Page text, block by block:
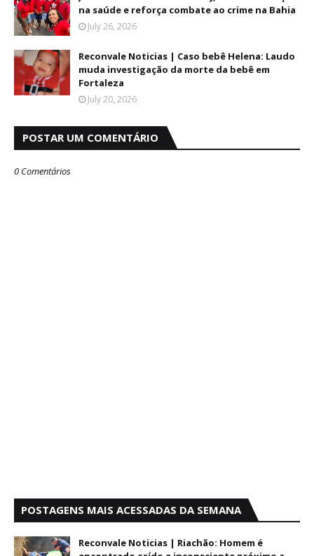
na saúde e reforça combate ao crime na Bahia
July 26, 2026
Reconvale Noticias | Caso bebê Helena: Laudo
muda investigação da morte da bebê em
Fortaleza
July 20, 2026
POSTAR UM COMENTÁRIO
0 Comentários
POSTAGENS MAIS ACESSADAS DA SEMANA
Reconvale Noticias | Riachão: Homem é